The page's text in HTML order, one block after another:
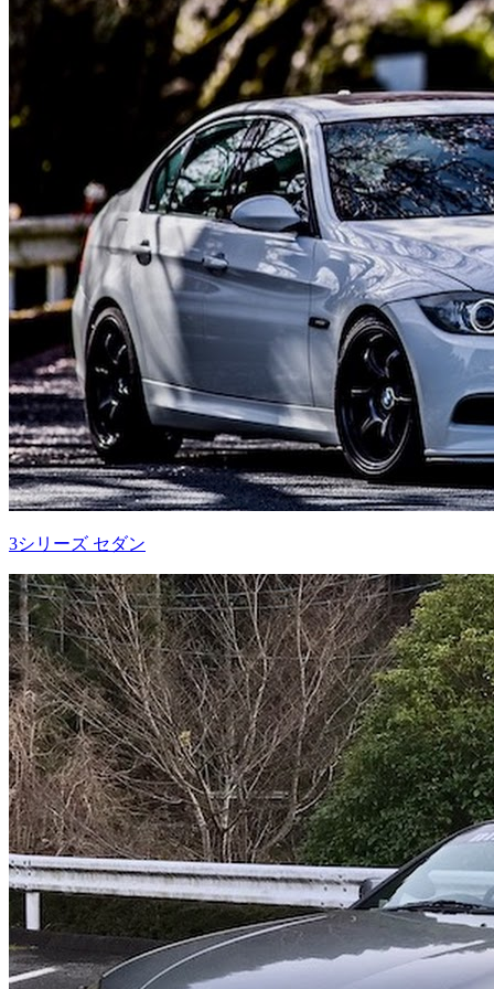
3シリーズ セダン